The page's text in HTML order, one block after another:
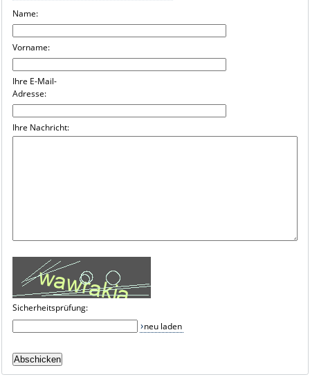
INTRANET
Name:
Vorname:
Ihre E-Mail-
Adresse:
Ihre Nachricht:
Sicherheitsprüfung:
neu laden